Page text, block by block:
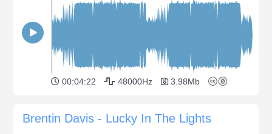
00:04:22 48000Hz 3.98Mb
Brentin Davis - Lucky In The Lights